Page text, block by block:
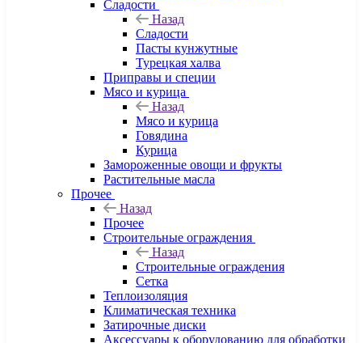
Сладости
Назад
Сладости
Пасты кунжутные
Турецкая халва
Приправы и специи
Мясо и курица
Назад
Мясо и курица
Говядина
Курица
Замороженные овощи и фрукты
Растительные масла
Прочее
Назад
Прочее
Строительные ограждения
Назад
Строительные ограждения
Сетка
Теплоизоляция
Климатическая техника
Затирочные диски
Аксессуары к оборудованию для обработки